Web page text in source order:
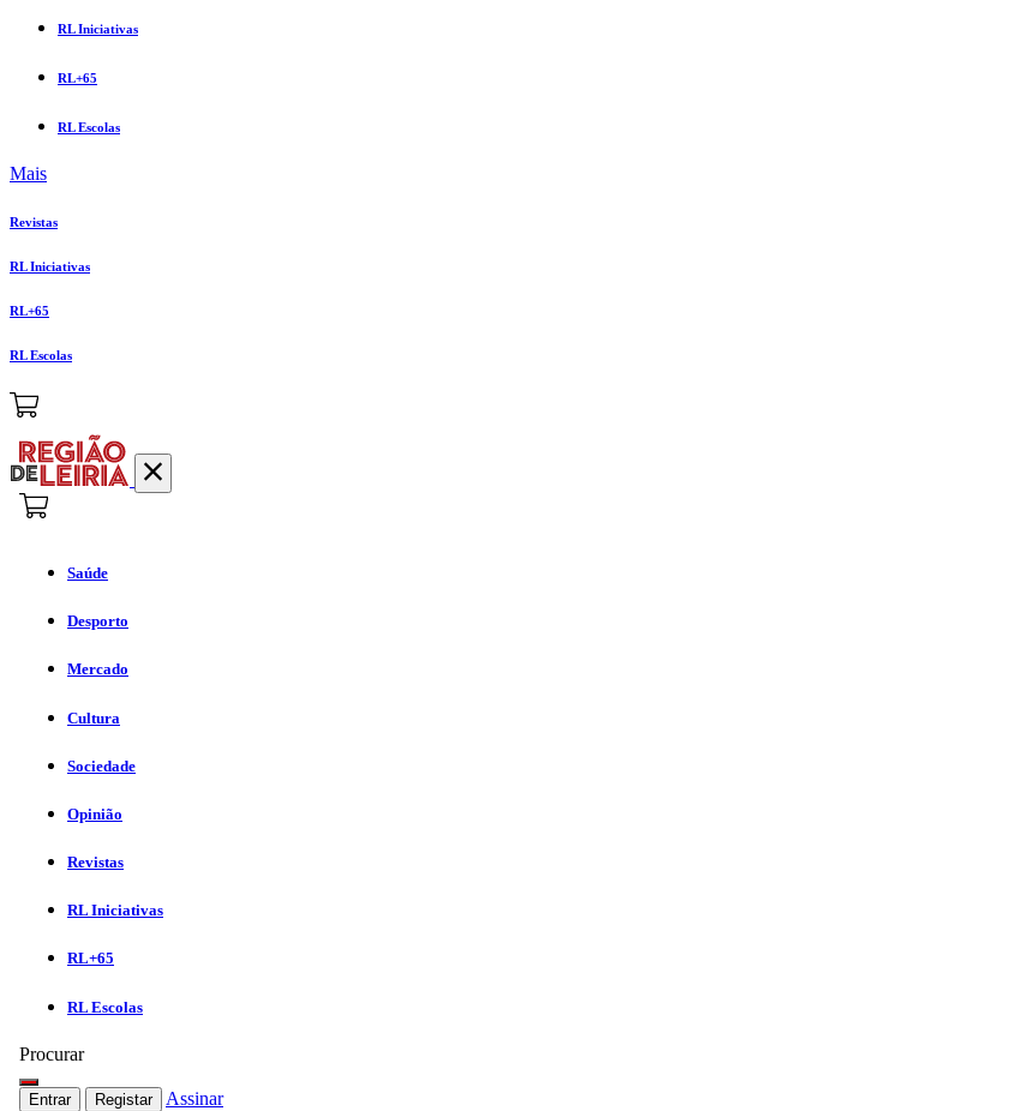
RL Iniciativas
RL+65
RL Escolas
Mais
Revistas
RL Iniciativas
RL+65
RL Escolas
Saúde
Desporto
Mercado
Cultura
Sociedade
Opinião
Revistas
RL Iniciativas
RL+65
RL Escolas
Procurar
Entrar Registar Assinar